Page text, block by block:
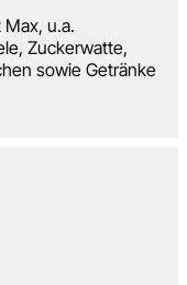
u.a.
Zuckerwatte,
sowie Getränke